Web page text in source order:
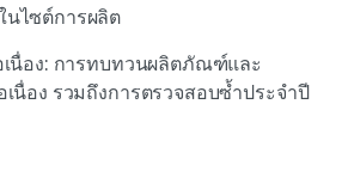
ไซต์การผลิต
เนื่อง: การทบทวนผลิตภัณฑ์และ
นื่อง รวมถึงการตรวจสอบซ้ำประจำปี